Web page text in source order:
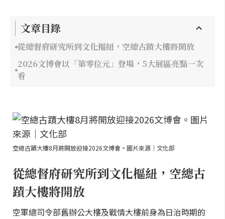
文章目錄
從總督府研究所到文化樞紐，空總古蹟大樓將開放
2026文博會以「第零位元」登場，5大展區亮點一次
看
空總古蹟大樓8月將開放迎接2026文博會。圖片來源｜文化部
從總督府研究所到文化樞紐，空總古
蹟大樓將開放
空軍總司令部舊辦公大樓及戰情大樓前身為日治時期的